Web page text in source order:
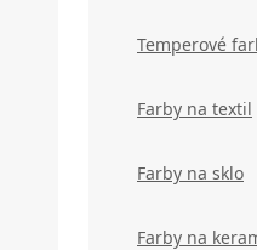
Temperové
Farby na textil
Farby na sklo
Farby na